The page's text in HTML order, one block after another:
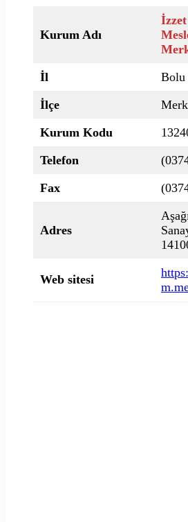
Kurum Adı
İl
Bolu
İlçe
Kurum Kodu
Telefon
Fax
Adres
Web sitesi